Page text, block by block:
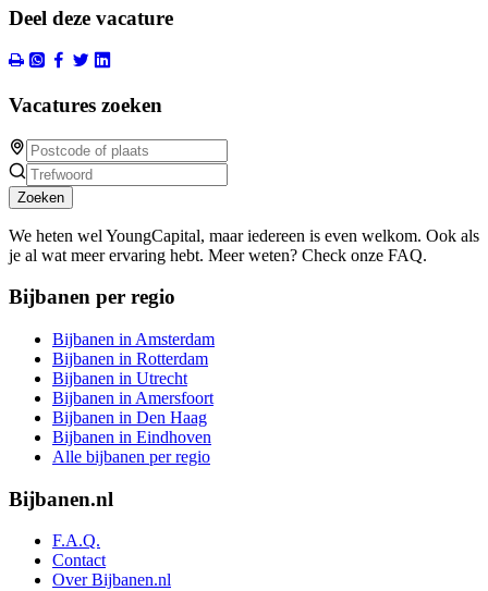
Deel deze vacature
Vacatures zoeken
Zoeken
We heten wel YoungCapital, maar iedereen is even welkom. Ook als
je al wat meer ervaring hebt. Meer weten? Check onze FAQ.
Bijbanen per regio
Bijbanen in Amsterdam
Bijbanen in Rotterdam
Bijbanen in Utrecht
Bijbanen in Amersfoort
Bijbanen in Den Haag
Bijbanen in Eindhoven
Alle bijbanen per regio
Bijbanen.nl
F.A.Q.
Contact
Over Bijbanen.nl